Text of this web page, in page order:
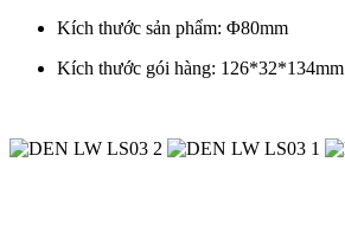
Kích thước sản phẩm: Φ80mm
Kích thước gói hàng: 126*32*134mm